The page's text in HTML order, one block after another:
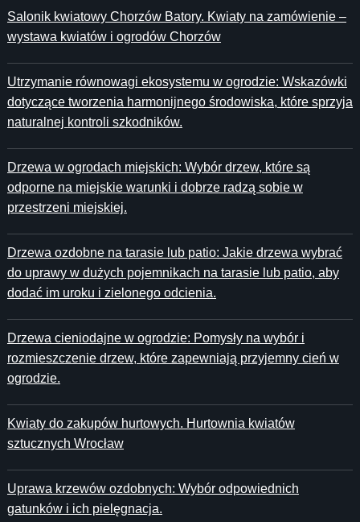
Salonik kwiatowy Chorzów Batory. Kwiaty na zamówienie –
wystawa kwiatów i ogrodów Chorzów
Utrzymanie równowagi ekosystemu w ogrodzie: Wskazówki
dotyczące tworzenia harmonijnego środowiska, które sprzyja
naturalnej kontroli szkodników.
Drzewa w ogrodach miejskich: Wybór drzew, które są
odporne na miejskie warunki i dobrze radzą sobie w
przestrzeni miejskiej.
Drzewa ozdobne na tarasie lub patio: Jakie drzewa wybrać
do uprawy w dużych pojemnikach na tarasie lub patio, aby
dodać im uroku i zielonego odcienia.
Drzewa cieniodajne w ogrodzie: Pomysły na wybór i
rozmieszczenie drzew, które zapewniają przyjemny cień w
ogrodzie.
Kwiaty do zakupów hurtowych. Hurtownia kwiatów
sztucznych Wrocław
Uprawa krzewów ozdobnych: Wybór odpowiednich
gatunków i ich pielęgnacja.